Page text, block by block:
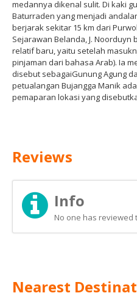
medannya dikenal sulit. Di kaki
Baturraden yang menjadi
berjarak sekitar 15 km dari
Sejarawan Belanda, J.
relatif baru, yaitu setelah
pinjaman dari bahasa Arab). Ia
disebut sebagaiGunung Agung
petualangan Bujangga Manik
pemaparan lokasi yang
Reviews
Info
No one has reviewed
Nearest